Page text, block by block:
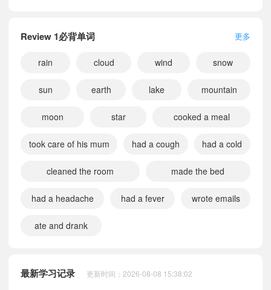
Review 1必背单词 更多
rain cloud wind snow
sun earth lake mountain
moon star cooked a meal
took care of his mum had a cough had a cold
cleaned the room made the bed
had a headache had a fever wrote emails
ate and drank
最新学习记录 更新时间：2026-08-08 15:38:02
小宝663604 正在学习
小宝900150
正在学习